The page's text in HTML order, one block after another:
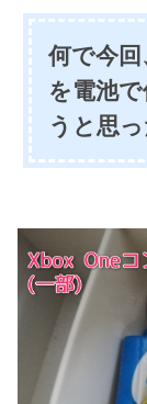
何で今
を電池
うと思